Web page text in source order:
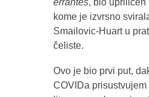
errantes, bio upriličen
kome je izvrsno
Smailovic-Huart u
čeliste.
Ovo je bio prvi put,
COVIDa prisustvujem